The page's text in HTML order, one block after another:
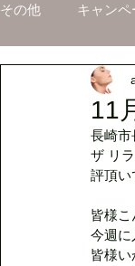
その他 キャンペ
施術ご紹介
脳疲労改善ヘ
デトックスリン
11
長崎市
ザ リ
評頂い
皆様
今週に
皆様い